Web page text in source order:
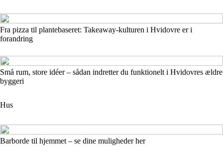
Fra pizza til plantebaseret: Takeaway-kulturen i Hvidovre er i
forandring
Små rum, store idéer – sådan indretter du funktionelt i Hvidovres ældre
byggeri
Hus
Barborde til hjemmet – se dine muligheder her